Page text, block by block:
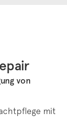
von
mit